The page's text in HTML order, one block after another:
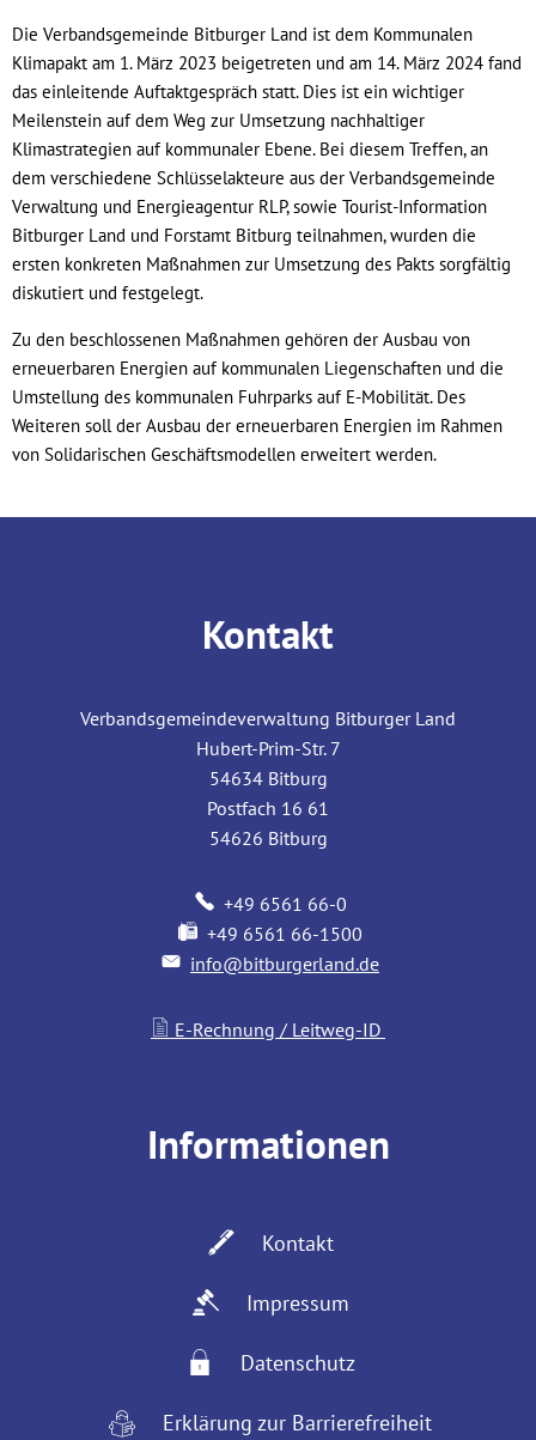
Die Verbandsgemeinde Bitburger Land ist dem Kommunalen
Klimapakt am 1. März 2023 beigetreten und am 14. März 2024 fand
das einleitende Auftaktgespräch statt. Dies ist ein wichtiger
Meilenstein auf dem Weg zur Umsetzung nachhaltiger
Klimastrategien auf kommunaler Ebene. Bei diesem Treffen, an
dem verschiedene Schlüsselakteure aus der Verbandsgemeinde
Verwaltung und Energieagentur RLP, sowie Tourist-Information
Bitburger Land und Forstamt Bitburg teilnahmen, wurden die
ersten konkreten Maßnahmen zur Umsetzung des Pakts sorgfältig
diskutiert und festgelegt.
Zu den beschlossenen Maßnahmen gehören der Ausbau von
erneuerbaren Energien auf kommunalen Liegenschaften und die
Umstellung des kommunalen Fuhrparks auf E-Mobilität. Des
Weiteren soll der Ausbau der erneuerbaren Energien im Rahmen
von Solidarischen Geschäftsmodellen erweitert werden.
Kontakt
Verbandsgemeindeverwaltung Bitburger Land
Hubert-Prim-Str. 7
54634 Bitburg
Postfach 16 61
54626 Bitburg
+49 6561 66-0
+49 6561 66-1500
info@bitburgerland.de
E-Rechnung / Leitweg-ID
Informationen
Kontakt
Impressum
Datenschutz
Erklärung zur Barrierefreiheit